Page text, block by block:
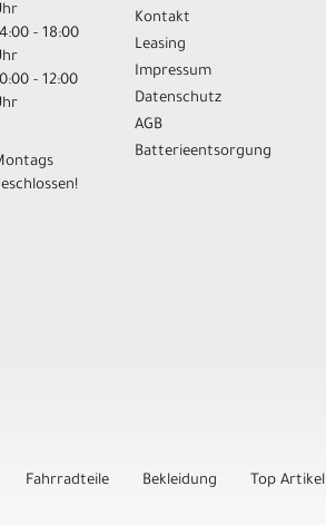
- 18:00
- 12:00
Kontakt
Leasing
Impressum
Datenschutz
AGB
Batterieentsorgung
Fahrradteile Bekleidung Top Artikel